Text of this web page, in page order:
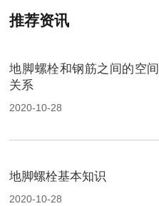
推荐资讯
地脚螺栓和钢筋之间的空间
关系
2020-10-28
地脚螺栓基本知识
2020-10-28